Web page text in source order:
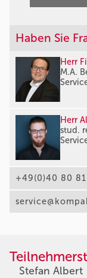
Haben Sie
Herr
M.A.
Herr
stud.
+49(0)40 80
Stefan Albert